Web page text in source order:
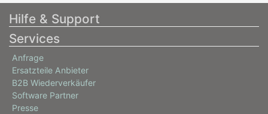
Hilfe & Support
Services
Anfrage
Ersatzteile Anbieter
B2B Wiederverkäufer
Software Partner
Presse